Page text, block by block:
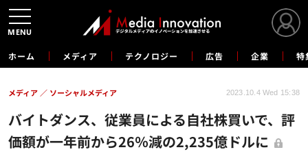
ホーム メディア テクノロジー 広告 企業 特
バイトダンス、従業員による自社株買いで、評
価額が一年前から26％減の2,235億ドルに
メディア ソーシャルメディア 2023.10.4 Wed 15:38
MENU